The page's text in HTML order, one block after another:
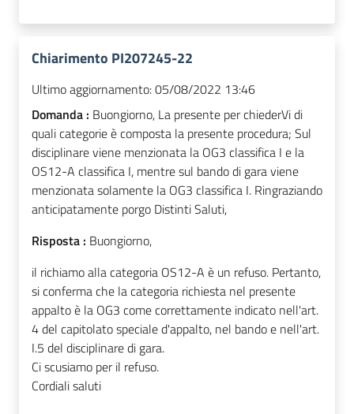
Chiarimento PI207245-22
Ultimo aggiornamento:05/08/2022 13:46
Domanda : Buongiorno, La presente per chiederVi di
quali categorie è composta la presente procedura; Sul
disciplinare viene menzionata la OG3 classifica I e la
OS12-A classifica I, mentre sul bando di gara viene
menzionata solamente la OG3 classifica I. Ringraziando
anticipatamente porgo Distinti Saluti,
Risposta : Buongiorno,
il richiamo alla categoria OS12-A è un refuso. Pertanto,
si conferma che la categoria richiesta nel presente
appalto è la OG3 come correttamente indicato nell'art.
4 del capitolato speciale d'appalto, nel bando e nell'art.
I.5 del disciplinare di gara.
Ci scusiamo per il refuso.
Cordiali saluti